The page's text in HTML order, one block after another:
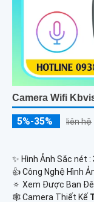
Camera Wifi
5%-35% liên hệ
✨ Hình Ảnh Sắc nét :
👍 Công Nghệ Hình
🔅 Xem Được Ban
🕸️ Camera Thiết Kế